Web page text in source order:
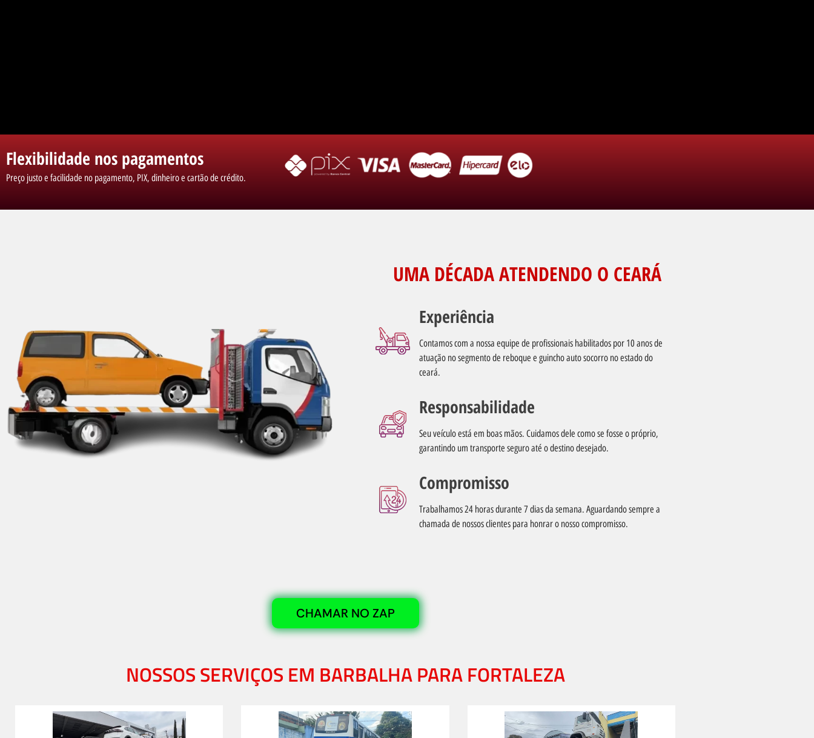
Flexibilidade nos pagamentos
Preço justo e facilidade no pagamento, PIX, dinheiro e cartão de crédito.
UMA DÉCADA ATENDENDO O CEARÁ
Experiência
Contamos com a nossa equipe de profissionais habilitados por 10 anos de
atuação no segmento de reboque e guincho auto socorro no estado do
ceará.
Responsabilidade
Seu veículo está em boas mãos. Cuidamos dele como se fosse o próprio,
garantindo um transporte seguro até o destino desejado.
Compromisso
Trabalhamos 24 horas durante 7 dias da semana. Aguardando sempre a
chamada de nossos clientes para honrar o nosso compromisso.
CHAMAR NO ZAP
NOSSOS SERVIÇOS EM BARBALHA PARA FORTALEZA